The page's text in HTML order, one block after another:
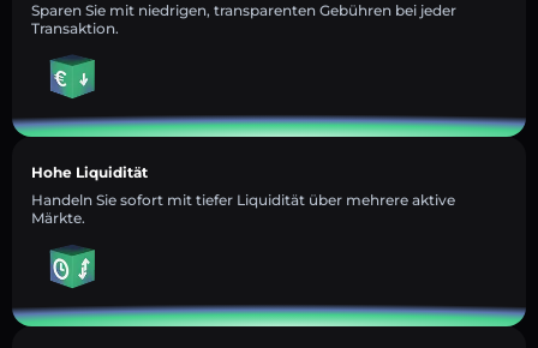
Sparen Sie mit niedrigen, transparenten Gebühren bei jeder
Transaktion.
Hohe Liquidität
Handeln Sie sofort mit tiefer Liquidität über mehrere aktive
Märkte.